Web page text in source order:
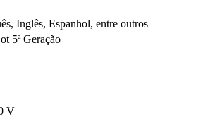
Inglês, Espanhol, entre outros
5ª Geração
V